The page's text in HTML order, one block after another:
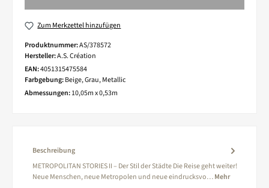
Zum Merkzettel hinzufügen
Produktnummer:AS/378572
Hersteller:A.S. Création
EAN:4051315475584
Farbgebung:Beige, Grau, Metallic
Abmessungen:10,05m x 0,53m
Beschreibung
METROPOLITAN STORIES II – Der Stil der Städte Die Reise geht weiter!
Neue Menschen, neue Metropolen und neue eindrucksvo…Mehr